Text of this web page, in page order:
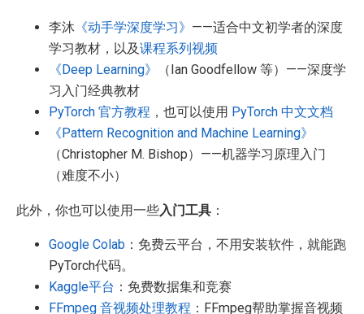
李沐 《动手学深度学习》 ——适合中文初学者的深度
学习教材，以及课程系列视频
《Deep Learning》
（Ian Goodfellow 等）——深度学
习入门经典教材
PyTorch 官方教程 ，也可以使用 PyTorch 中文文档
《Pattern Recognition and Machine Learning》
（Christopher M. Bishop）——机器学习原理入门
（难度不小）
此外，你也可以使用一些入门工具 ：
Google Colab ：免费云平台，不用安装软件，就能跑
PyTorch代码。
Kaggle平台 ：免费数据集和竞赛
FFmpeg 音视频处理教程 ：FFmpeg帮助掌握音视频